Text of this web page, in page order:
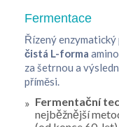
Fermentace
Řízený
čistá L-forma
za šetrnou a
příměsi.
Fermentační
nejběžnější